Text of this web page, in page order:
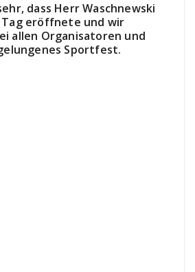
dass Herr Waschnewski
eröffnete und wir
allen Organisatoren und
Sportfest.